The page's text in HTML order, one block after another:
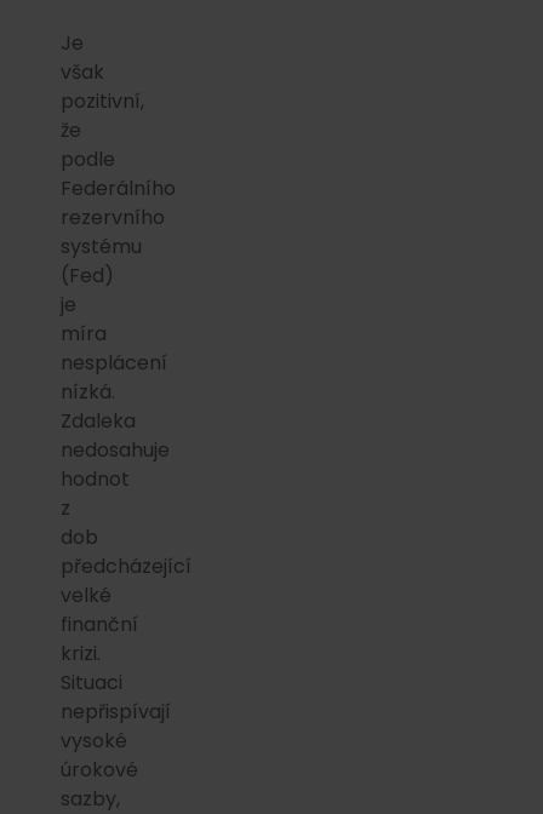
Je
však
pozitivní,
že
podle
Federálního
rezervního
systému
(Fed)
je
míra
nesplácení
nízká.
Zdaleka
nedosahuje
hodnot
z
dob
předcházející
velké
finanční
krizi.
Situaci
nepřispívají
vysoké
úrokové
sazby,